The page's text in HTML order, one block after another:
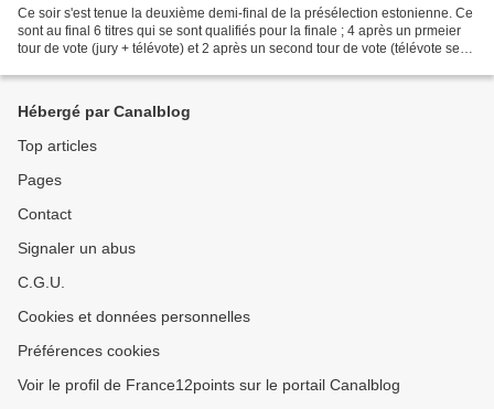
Ce soir s'est tenue la deuxième demi-final de la présélection estonienne. Ce
sont au final 6 titres qui se sont qualifiés pour la finale ; 4 après un prmeier
tour de vote (jury + télévote) et 2 après un second tour de vote (télévote seul)
Hébergé par Canalblog
Top articles
Pages
Contact
Signaler un abus
C.G.U.
Cookies et données personnelles
Préférences cookies
Voir le profil de France12points sur le portail Canalblog